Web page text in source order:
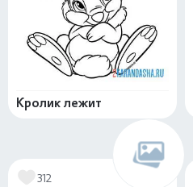
Кролик лежит
312